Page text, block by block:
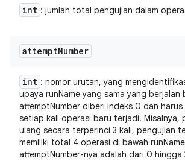
int : jumlah total pengujian dalam
attemptNumber
int : nomor urutan, yang
upaya runName yang sama yang berjalan
attemptNumber diberi indeks 0 dan
setiap kali operasi baru terjadi. Misalnya,
ulang secara terperinci 3 kali, pengujian
memiliki total 4 operasi di bawah
attemptNumber-nya adalah dari 0 hingga